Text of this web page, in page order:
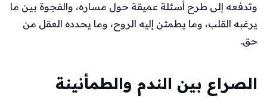
وتدفعه إلى طرح أسئلة عميقة حول مساره، والفجوة بين ما
يرغبه القلب، وما يطمئن إليه الروح، وما يحدده العقل من
حق.
الصراع بين الندم والطمأنينة